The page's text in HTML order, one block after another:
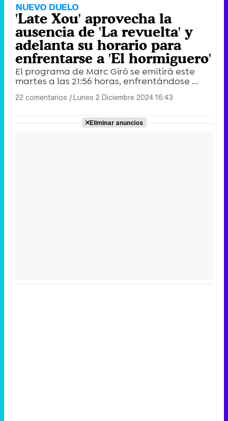
NUEVO DUELO
'Late Xou' aprovecha la
ausencia de 'La revuelta' y
adelanta su horario para
enfrentarse a 'El hormiguero'
El programa de Marc Giró se emitirá este
martes a las 21:56 horas, enfrentándose ...
22 comentarios |Lunes 2 Diciembre 2024 16:43
Eliminar anuncios